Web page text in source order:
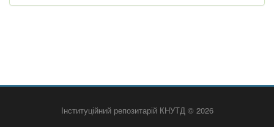
Інституційний репозитарій КНУТД © 2026